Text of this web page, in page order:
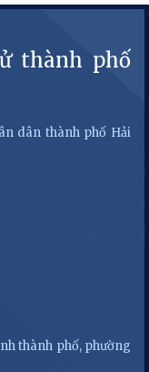
thành phố
dân thành phố Hải
thành phố, phường